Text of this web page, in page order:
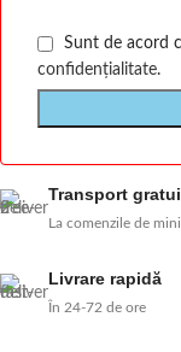
Sunt de acord
confidențialitate.
Transport
La comenzile de
Livrare rapidă
În 24-72 de ore